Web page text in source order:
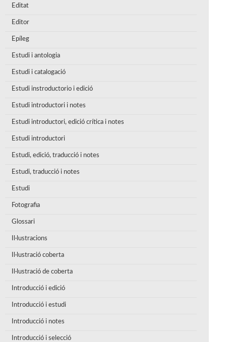
Editat
Editor
Epíleg
Estudi i antologia
Estudi i catalogació
Estudi instroductorio i edició
Estudi introductori i notes
Estudi introductori, edició crítica i notes
Estudi introductori
Estudi, edició, traducció i notes
Estudi, traducció i notes
Estudi
Fotografia
Glossari
Il·lustracions
Il·lustració coberta
Il·lustració de coberta
Introducció i edició
Introducció i estudi
Introducció i notes
Introducció i selecció